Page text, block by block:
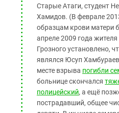
Старые Атаги, студент
Хамидов. (В феврале
образцам крови матери
апреле 2009 года
Грозного установлено,
являлся Юсуп
месте взрыва погибли
больнице скончался
полицейский, а ещё
пострадавший, общее